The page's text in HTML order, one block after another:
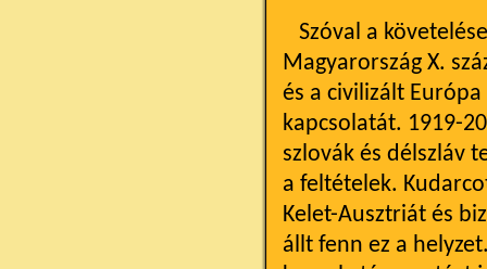
Szóval a
Magyarország X.
és a civilizált
kapcsolatát. 1919-
szlovák és délszláv
a feltételek.
Kelet-Ausztriát és
állt fenn ez a